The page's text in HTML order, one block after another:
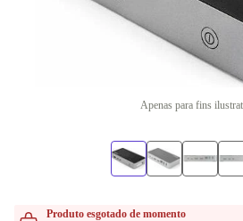
Apenas para fins
Produto esgotado de momento